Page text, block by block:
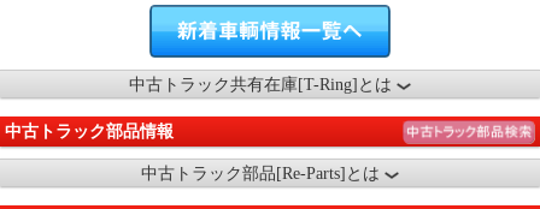
中古トラック共有在庫[T-Ring]とは
中古トラック部品情報
中古トラック部品[Re-Parts]とは